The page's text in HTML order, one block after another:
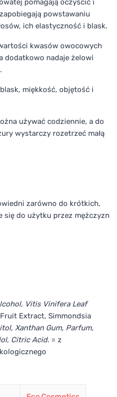
pomagają oczyścić i
powstawaniu
ich elastyczność i blask.
kwasów owocowych
dodatkowo nadaje żelowi
miękkość, objętość i
używać codziennie, a do
wystarczy rozetrzeć małą
zarówno do krótkich,
się do użytku przez mężczyzn
Vitis Vinifera Leaf
Extract, Simmondsia
Xanthan Gum, Parfum,
Citric Acid. = z